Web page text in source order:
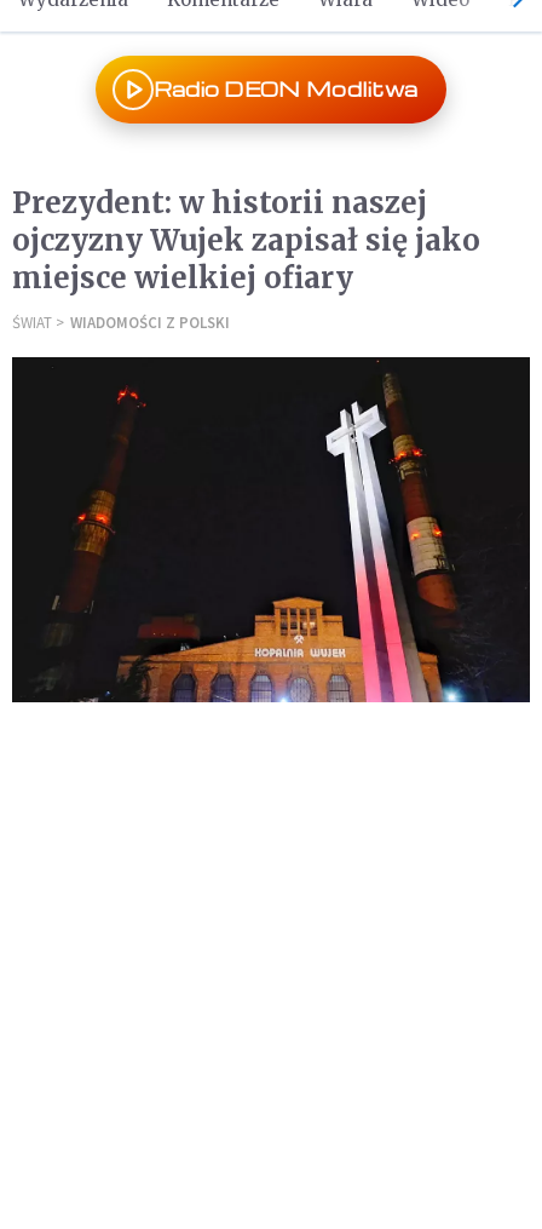
Radio DEON Modlitwa
Prezydent: w historii naszej
ojczyzny Wujek zapisał się jako
miejsce wielkiej ofiary
ŚWIAT WIADOMOŚCI Z POLSKI